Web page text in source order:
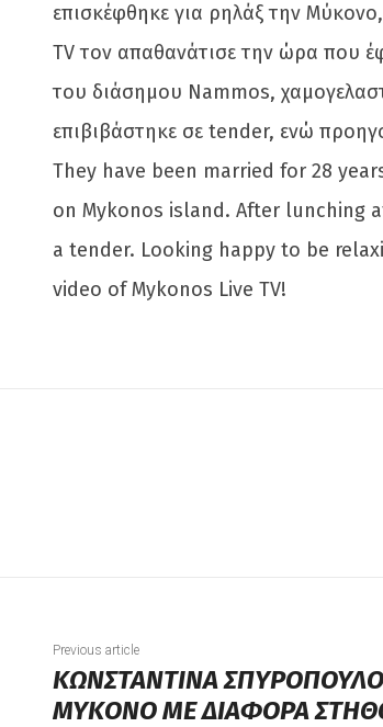
επισκέφθηκε για ρηλάξ την
TV τον απαθανάτισε την ώρα που
του διάσημου Nammos,
επιβιβάστηκε σε tender, ενώ
They have been married for 28
on Mykonos island. After lunching
a tender. Looking happy to be
video of Mykonos Live TV!
Previous article
ΚΩΝΣΤΑΝΤΙΝΑ
ΜΥΚΟΝΟ ΜΕ ΔΙΑΦΟΡΑ